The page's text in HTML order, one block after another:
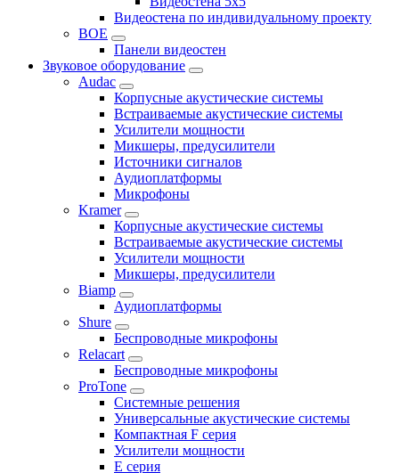
Видеостена по индивидуальному проекту
BOE
Панели видеостен
Звуковое оборудование
Audac
Корпусные акустические системы
Встраиваемые акустические системы
Усилители мощности
Микшеры, предусилители
Источники сигналов
Аудиоплатформы
Микрофоны
Kramer
Корпусные акустические системы
Встраиваемые акустические системы
Усилители мощности
Микшеры, предусилители
Biamp
Аудиоплатформы
Shure
Беспроводные микрофоны
Relacart
Беспроводные микрофоны
ProTone
Системные решения
Универсальные акустические системы
Компактная F серия
Усилители мощности
E серия